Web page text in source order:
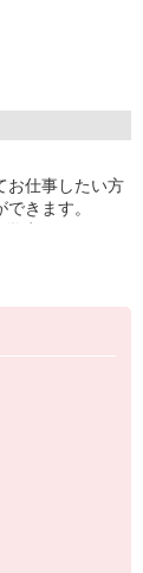
い！
お仕事したい方
きます。
き方を変更し
額に応じて変
給規定あり）
す！